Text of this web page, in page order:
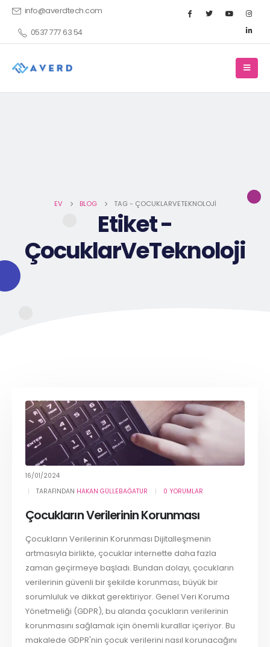
info@averdtech.com
0537 777 63 54
EV BLOG TAG - ÇOCUKLARVETEKNOLOJI
Etiket -
ÇocuklarVeTeknoloji
16/01/2024
TARAFINDAN HAKAN GÜLLEBAĞATUR 0 YORUMLAR
Çocukların Verilerinin Korunması
Çocukların Verilerinin Korunması Dijitalleşmenin
artmasıyla birlikte, çocuklar internette daha fazla
zaman geçirmeye başladı. Bundan dolayı, çocukların
verilerinin güvenli bir şekilde korunması, büyük bir
sorumluluk ve dikkat gerektiriyor. Genel Veri Koruma
Yönetmeliği (GDPR), bu alanda çocukların verilerinin
korunmasını sağlamak için önemli kurallar içeriyor. Bu
makalede GDPR'nin çocuk verilerini nasıl korunacağını